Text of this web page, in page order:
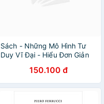
Sách - Những Mô Hình Tư
Duy Vĩ Đại - Hiểu Đơn Giản
Để Giải Quyết Mọi Vấn Đề
Trong Cuộc Sống
150.100 đ